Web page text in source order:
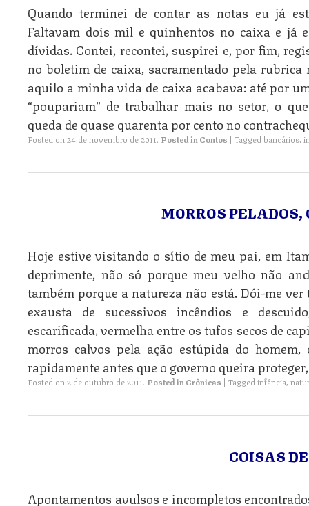
Quando terminei de contar as notas eu já
Faltavam dois mil e quinhentos no caixa e já
dívidas. Contei, recontei, suspirei e, por fim,
no boletim de caixa, sacramentado pela
aquilo a minha vida de caixa acabava: até por
“poupariam” de trabalhar mais no setor, o
queda de quase quarenta por cento no
Posted on 24 de novembro de 2011. Posted in Contos | Tagged bancários,
MORROS PELADOS,
Hoje estive visitando o sítio de meu pai, em
deprimente, não só porque meu velho não
também porque a natureza não está. Dói-me
exausta de sucessivos incêndios e
escarificada, vermelha entre os tufos secos de
morros calvos pela ação estúpida do homem,
rapidamente antes que o governo queira
Posted on2 de outubro de 2011. Posted inCrônicas | Taggedinfância,
COISAS
Apontamentos avulsos e incompletos